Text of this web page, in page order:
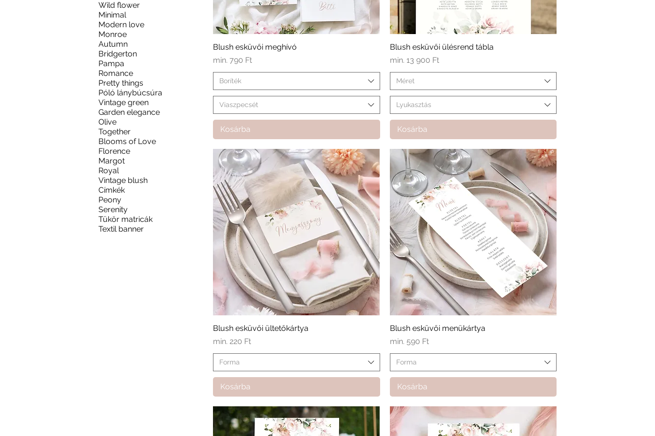
Wild flower
Minimal
Modern love
Monroe
Autumn
Bridgerton
Pampa
Romance
Pretty things
Póló lánybúcsúra
Vintage green
Garden elegance
Olive
Together
Blooms of Love
Florence
Margot
Royal
Vintage blush
Címkék
Peony
Serenity
Tükör matricák
Textil banner
Blush esküvői meghívó
min.790 Ft
Akciós ár
Boríték
Viaszpecsét
Kosárba
Blush esküvői ülésrend tábla
min. 13 900 Ft
Akciós ár
Méret
Lyukasztás
Kosárba
Blush esküvői ültetőkártya
min.220 Ft
Akciós ár
Forma
Kosárba
Blush esküvői menükártya
min. 590 Ft
Akciós ár
Forma
Kosárba